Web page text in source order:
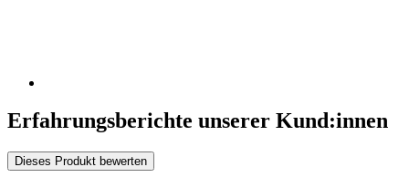
Erfahrungsberichte unserer Kund:innen
Dieses Produkt bewerten